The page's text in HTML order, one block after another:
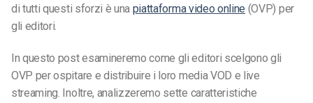
di tutti questi sforzi è una piattaforma video online (OVP) per
gli editori.
In questo post esamineremo come gli editori scelgono gli
OVP per ospitare e distribuire i loro media VOD e live
streaming. Inoltre, analizzeremo sette caratteristiche